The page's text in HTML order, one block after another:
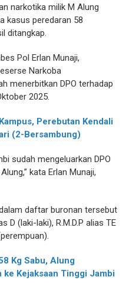
narkotika milik M Alung
kasus peredaran 58
ditangkap.
Pol Erlan Munaji,
Narkoba
menerbitkan DPO terhadap
2025.
Perebutan Kendali
(2-Bersambung)
sudah mengeluarkan DPO
kata Erlan Munaji,
daftar buronan tersebut
D (laki-laki), R.M.D.P alias TE
Kg Sabu, Alung
ke Kejaksaan Tinggi Jambi